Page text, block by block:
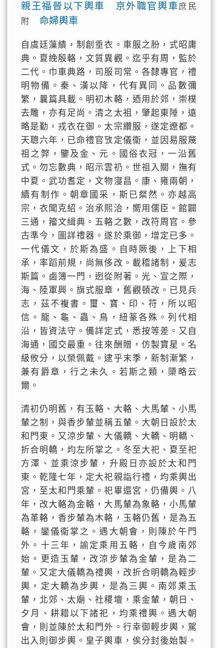
親王福晉以下輿車 京外職官輿車庶民
附
命婦輿車
自虞廷薻繢，制創垂衣。車服之朌，式昭庸
典。夏絻殷輅，文質異觀。迄乎有周，監於
二代。巾車典路，司服司常。各隸專官，禮
明物備。秦、漢以降，代有異同。品數彌
繁，曩篇具載。明初木輅，迺用於郊，崇樸
去雕，亦有足尚。清之太祖，肇起東陲，遠
略是勤，戎衣在御。太宗纘服，遂定遼都。
天聰六年，已命禮官攷定儀衞，並因易服蔑
祖之弊，鑒及金、元。國俗衣冠，一沿舊
式。勿忘數典，昭示雲礽。世祖入關，撫有
中夏。武功耆定，文物寖昌。康、雍兩朝，
續有制作。朝章國采，斯已粲然。亦越高
宗，衣聞克紹。治承熙洽，嚮用儒臣。館闢
三通，籀文緝典。五輅之數，改符周官。參
古準今，圖詳禮器。遂於乘御，增定已多。
一代儀文，於斯為盛。自時厥後，上下相
承，率蹈前規，尚無侈改。載稽諸制，爰志
斯篇。鹵簿一門，迾從附著。光、宣之際，
海、陸軍興。旗式服章，舊觀頓改。已見兵
志，茲不複書。璽、寶、印、符，所以昭
信。龍、龜、蟲、鳥，紐篆各殊。列代相
沿，皆資法守。備詳定式，悉按等差。又自
海通，國交最重。往來酬贈，仿製寶星。名
級攸分，以榮佩戴。逮乎末季，新制漸繁，
兼有爵章，行之未久。若斯之類，檃略云
爾。
清初仍明舊，有玉輅、大輅、大馬輦、小馬
輦之制，與香步輦並稱五輦。大朝日設於太
和門東。又涼步輦、大儀轎、大轎、明轎、
折合明轎，均左所掌之。冬至大祀、夏至祀
方澤、並乘涼步輦，升殿日亦設於太和門
東。乾隆七年，定大祀親詣行禮，均乘輿出
宮，至太和門乘輦。祀畢還宮，仍備輿。八
年，改大輅為金輅，大馬輦為象輅，小馬輦
為革輅，香步輦為木輅，玉輅仍舊，是為五
輅，鑾儀衞掌之。遇大朝會，則陳於午門
外。十三年，諭定乘用五輅，自今歲南郊
始。更造玉輦，改涼步輦為金輦，是為二
輦。又定大儀轎為禮輿，改折合明轎為輕步
輿，定大轎為步輿，是為三輿。南郊乘玉
輦，北郊、太廟、社稷壇，乘金輦，朝日、
夕月、耕耤以下諸祀，均乘禮輿。遇大朝
會，則並陳於太和門外。行幸御輕步輿，駕
出入則御步輿。皇子輿車，俟分封後始製。